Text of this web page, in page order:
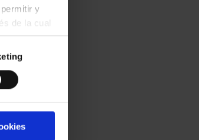
y
de la cual